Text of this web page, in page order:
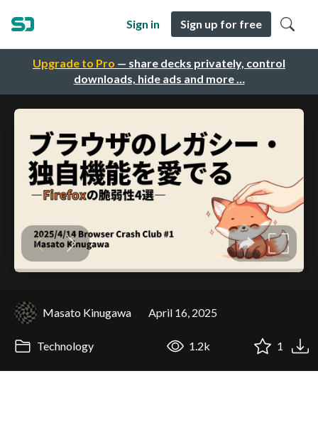
Upgrade to Pro — share decks privately, control
downloads, hide ads and more …
Sign in Sign up for free
Masato Kinugawa April 16, 2025
Technology 1.2k 1